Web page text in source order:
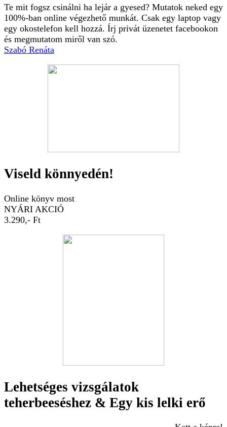
Te mit fogsz csinálni ha lejár a gyesed? Mutatok neked egy
100%-ban online végezhető munkát. Csak egy laptop vagy
egy okostelefon kell hozzá. Írj privát üzenetet facebookon
és megmutatom miről van szó.
Szabó Renáta
Viseld könnyedén!
Online könyv most
NYÁRI AKCIÓ
3.290,- Ft
Lehetséges vizsgálatok
teherbeeséshez & Egy kis lelki erő